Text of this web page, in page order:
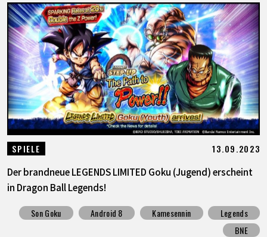
SPIELE 13.09.2023
Der brandneue LEGENDS LIMITED Goku (Jugend) erscheint
in Dragon Ball Legends!
Son Goku Android 8 Kamesennin
Legends
BNE